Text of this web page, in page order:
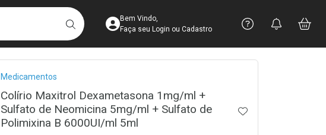
BUSCARAcesse sua Conta
Bem Vindo,
Faça seu Login ou Cadastro
Precisa
Ver Recursos
Você
Breadcrumb
Medicamentos
Colírio Maxitrol Dexametasona 1mg/ml +
Sulfato de Neomicina 5mg/ml + Sulfato de
Polimixina B 6000UI/ml 5ml
ADICIONAR AOS